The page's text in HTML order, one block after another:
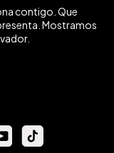
contigo. Que
Mostramos